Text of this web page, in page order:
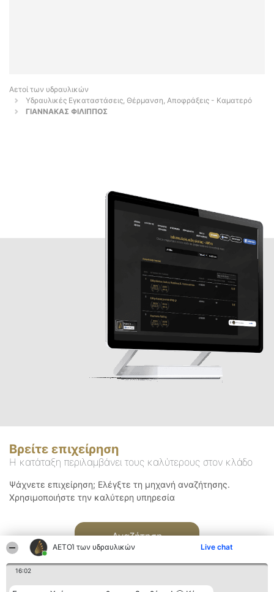
ΑΕΤΟΊ των υδραυλικών Live chat
16:02
Αετοί των υδραυλικών
Υδραυλικές Εγκαταστάσεις, Θέρμανση, Αποφράξεις - Καματερό
ΓΙΑΝΝΑΚΑΣ ΦΙΛΙΠΠΟΣ
Βρείτε επιχείρηση
Η κατάταξη περιλαμβάνει τους καλύτερους στον κλάδο
Ψάχνετε επιχείρηση; Ελέγξτε τη μηχανή αναζήτησης.
Χρησιμοποιήστε την καλύτερη υπηρεσία
Αναζήτηση